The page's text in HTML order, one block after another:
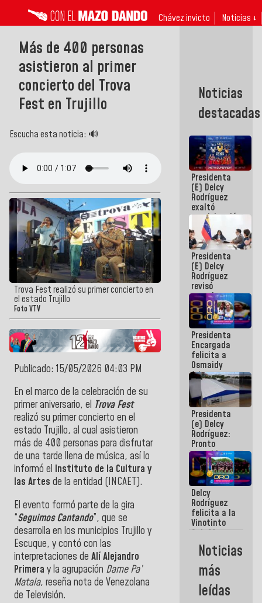
Chávez invicto Noticias ↓
Más de 400 personas
asistieron al primer
concierto del Trova
Fest en Trujillo
Escucha esta noticia: 🔊
Trova Fest realizó su primer concierto en
el estado Trujillo
Foto VTV
Publicado: 15/05/2026 04:03 PM
En el marco de la celebración de su
primer aniversario, el Trova Fest
realizó su primer concierto en el
estado Trujillo, al cual asistieron
más de 400 personas para disfrutar
de una tarde llena de música, así lo
informó el Instituto de la Cultura y
las Artes de la entidad (INCAET).
El evento formó parte de la gira
“Seguimos Cantando”, que se
desarrolla en los municipios Trujillo y
Escuque, y contó con las
interpretaciones de Alí Alejandro
Primera y la agrupación Dame Pa’
Matala, reseña nota de Venezolana
de Televisión.
Noticias
destacadas
Presidenta
(E) Delcy
Rodríguez
exaltó
participación
de
Venezuela
en Juegos
Centroamericanos
y del Caribe
2026
Presidenta
(E) Delcy
Rodríguez
revisó
agenda
económica y
ejecución de
fondos de
emergencia
post-sismos
Presidenta
Encargada
felicita a
Osmaidy
Arias y
Giraly
Marcano por
hacer
historia en
los
Centroamericanos
Presidenta
(e) Delcy
Rodríguez:
Pronto
restableceremos
las
operaciones
en el
Aeropuerto
Internacional
de
Maiquetía
Delcy
Rodríguez
felicita a la
Vinotinto
Sub 20
campeona
frente
México Sub
23 en los
Centroamericanos
Noticias
más
leídas